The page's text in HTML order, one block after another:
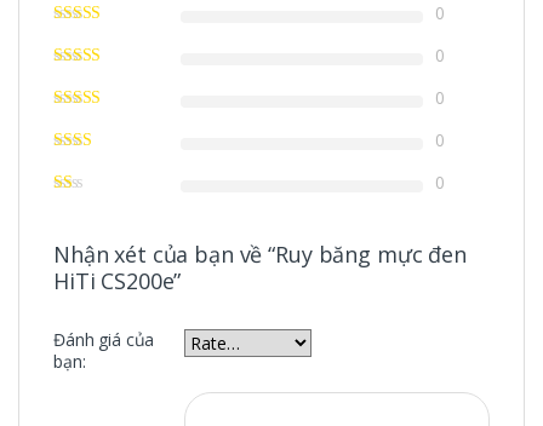
0
0
0
0
0
Nhận xét của bạn về “Ruy băng mực đen
HiTi CS200e”
Đánh giá của
bạn: